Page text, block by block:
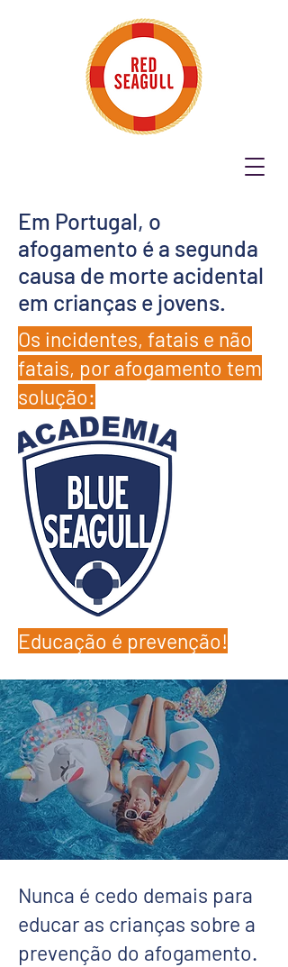
Em Portugal, o
afogamento é a segunda
causa de morte acidental
em crianças e jovens.
Os incidentes, fatais e não
fatais, por afogamento tem
solução:
Educação é prevenção!
Nunca é cedo demais para
educar as crianças sobre a
prevenção do afogamento.